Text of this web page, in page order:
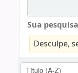
Sua
Desculpe,